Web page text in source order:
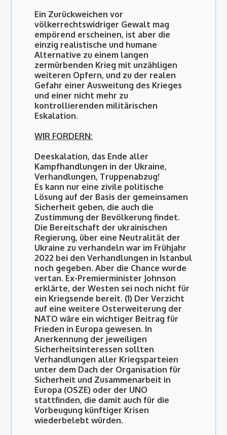
Ein Zurückweichen vor
völkerrechtswidriger Gewalt mag
empörend erscheinen, ist aber die
einzig realistische und humane
Alternative zu einem langen
zermürbenden Krieg mit unzähligen
weiteren Opfern, und zu der realen
Gefahr einer Ausweitung des Krieges
und einer nicht mehr zu
kontrollierenden militärischen
Eskalation.
WIR FORDERN:
Deeskalation, das Ende aller
Kampfhandlungen in der Ukraine,
Verhandlungen, Truppenabzug!
Es kann nur eine zivile politische
Lösung auf der Basis der gemeinsamen
Sicherheit geben, die auch die
Zustimmung der Bevölkerung findet.
Die Bereitschaft der ukrainischen
Regierung, über eine Neutralität der
Ukraine zu verhandeln war im Frühjahr
2022 bei den Verhandlungen in Istanbul
noch gegeben. Aber die Chance wurde
vertan. Ex-Premierminister Johnson
erklärte, der Westen sei noch nicht für
ein Kriegsende bereit. (1) Der Verzicht
auf eine weitere Osterweiterung der
NATO wäre ein wichtiger Beitrag für
Frieden in Europa gewesen. In
Anerkennung der jeweiligen
Sicherheitsinteressen sollten
Verhandlungen aller Kriegsparteien
unter dem Dach der Organisation für
Sicherheit und Zusammenarbeit in
Europa (OSZE) oder der UNO
stattfinden, die damit auch für die
Vorbeugung künftiger Krisen
wiederbelebt würden.